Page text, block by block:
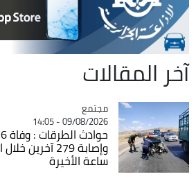
آخر المقالات
Catégorie
مجتمع
09/08/2026 - 14:05
ساعة الأخيرة